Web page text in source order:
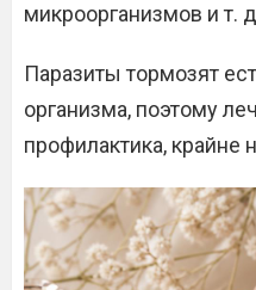
микроорганизмов и т.
Паразиты тормозят
организма, поэтому
профилактика, крайне